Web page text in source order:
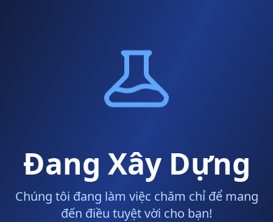
Đang Xây Dựng
Chúng tôi đang làm việc chăm chỉ để mang
đến điều tuyệt vời cho bạn!